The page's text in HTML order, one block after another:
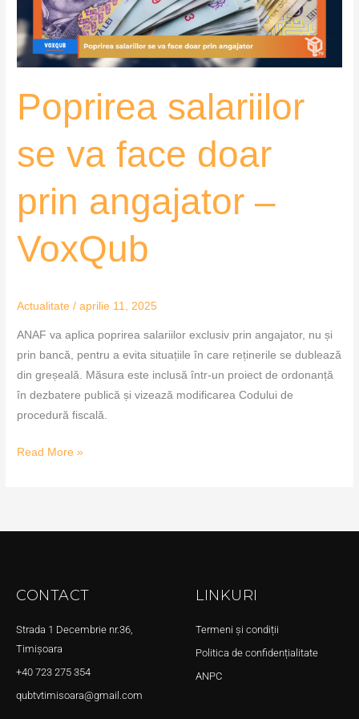
Poprirea salariilor
se va face doar
prin angajator –
VoxQub
Actualitate /aprilie 11, 2025
ANAF va aplica poprirea salariilor exclusiv prin angajator, nu și
prin bancă, pentru a evita situațiile în care reținerile se dublează
din greșeală. Măsura este inclusă într-un proiect de ordonanță
în dezbatere publică și vizează modificarea Codului de
procedură fiscală.
angajator
–
Read More »
CONTACT
Strada 1 Decembrie nr.36,
Timișoara
+40 723 275 354
qubtvtimisoara@gmail.com
LINKURI
Termeni și condiții
Politica de confidențialitate
ANPC